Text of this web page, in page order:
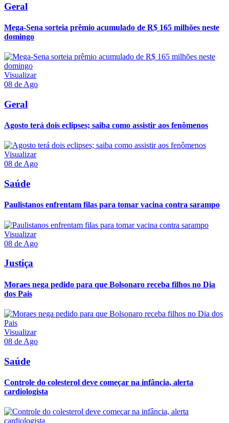
Geral
Mega-Sena sorteia prêmio acumulado de R$ 165 milhões neste
domingo
Visualizar
08 de Ago
Geral
Agosto terá dois eclipses; saiba como assistir aos fenômenos
Visualizar
08 de Ago
Saúde
Paulistanos enfrentam filas para tomar vacina contra sarampo
Visualizar
08 de Ago
Justiça
Moraes nega pedido para que Bolsonaro receba filhos no Dia
dos Pais
Visualizar
08 de Ago
Saúde
Controle do colesterol deve começar na infância, alerta
cardiologista